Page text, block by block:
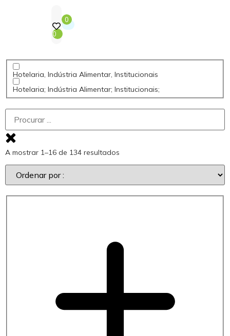
0
0
Hotelaria, Indústria Alimentar, Institucionais
Hotelaria; Indústria Alimentar; Institucionais;
A mostrar 1–16 de 134 resultados